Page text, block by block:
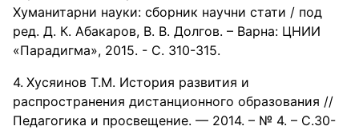
Хуманитарни науки: сборник научни стати / под
ред. Д. К. Абакаров, В. В. Долгов. – Варна: ЦНИИ
«Парадигма», 2015. - С. 310-315.
Хусяинов Т.М. История развития и
распространения дистанционного образования //
Педагогика и просвещение. — 2014. – № 4. – С.30-